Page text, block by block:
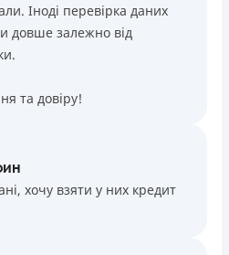
Іноді перевірка даних
довше залежно від
та довіру!
хочу взяти у них кредит